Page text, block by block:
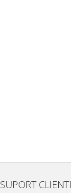
SUPORT CLIENTI